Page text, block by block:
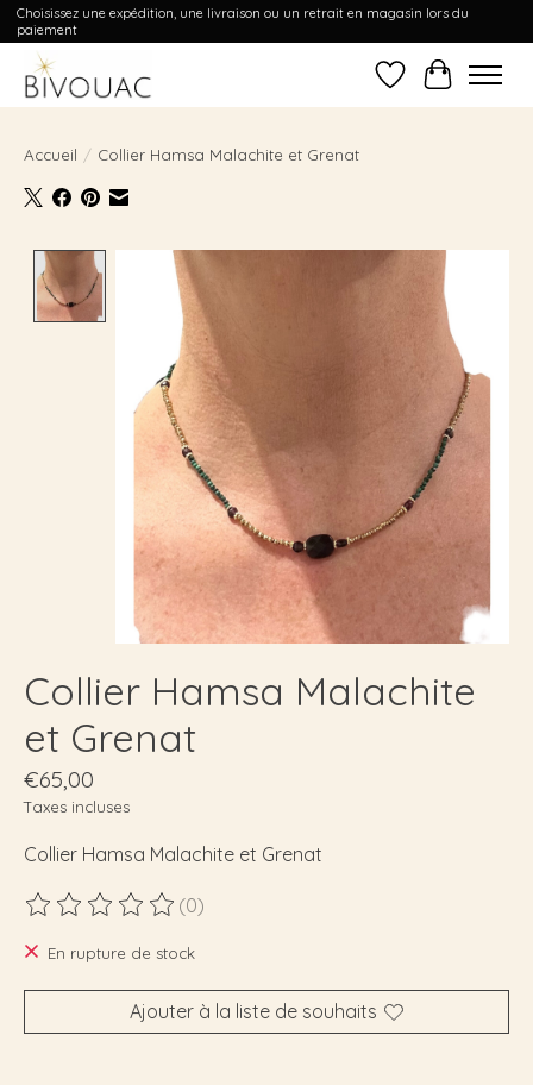
Choisissez une expédition, une livraison ou un retrait en magasin lors du
paiement
Liste dePanier
Accueil / Collier Hamsa Malachite et Grenat
Product image slideshow Items
Collier Hamsa Malachite
et Grenat
€65,00
Taxes incluses
Collier Hamsa Malachite et Grenat
Ce produit est évalué à
(0)
En rupture de stock
Ajouter à la liste de souhaits